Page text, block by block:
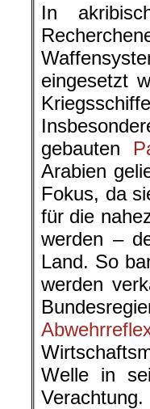
In
eingesetzt
gebauten
Arabien
Fokus, da
für die
werden –
Land. So
werden
Welle in
Verachtung.